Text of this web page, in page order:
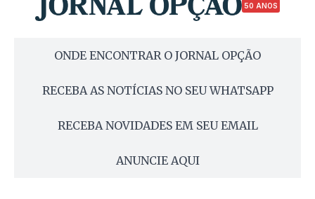
50 ANOS
ONDE ENCONTRAR O JORNAL OPÇÃO
RECEBA AS NOTÍCIAS NO SEU WHATSAPP
RECEBA NOVIDADES EM SEU EMAIL
ANUNCIE AQUI